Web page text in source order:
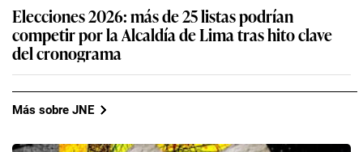
Elecciones 2026: más de 25 listas podrían
competir por la Alcaldía de Lima tras hito clave
del cronograma
Más sobre JNE